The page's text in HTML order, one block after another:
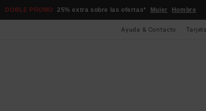
DOBLE PROMO 25% extra sobre las ofertas* Mujer Hombre
Ayuda & Contacto